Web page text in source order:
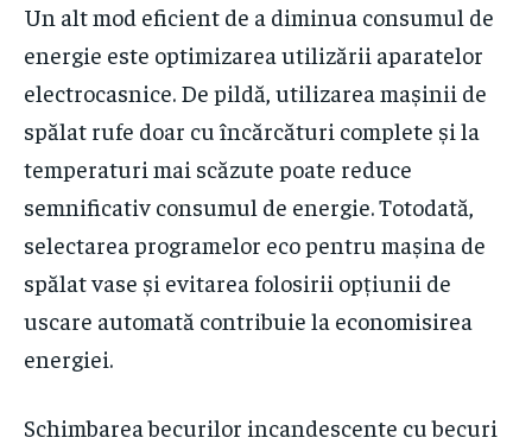
Un alt mod eficient de a diminua consumul de
energie este optimizarea utilizării aparatelor
electrocasnice. De pildă, utilizarea mașinii de
spălat rufe doar cu încărcături complete și la
temperaturi mai scăzute poate reduce
semnificativ consumul de energie. Totodată,
selectarea programelor eco pentru mașina de
spălat vase și evitarea folosirii opțiunii de
uscare automată contribuie la economisirea
energiei.
Schimbarea becurilor incandescente cu becuri